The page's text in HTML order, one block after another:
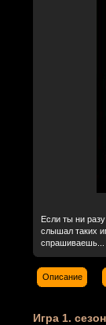
Если ты ни
слышал таких
спрашиваешь...
Описание
Игра 1.